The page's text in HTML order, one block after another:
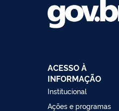
ACESSO À
INFORMAÇÃO
Institucional
Ações e programas